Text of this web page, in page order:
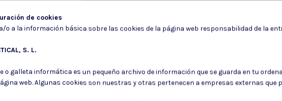
boletín
Puede darse de baja en cualquier momento. Para ello, consulte
de cookies
o a la información básica sobre las cookies de la página web responsabilidad de la
S. L.
o galleta informática es un pequeño archivo de información que se guarda en tu
web. Algunas cookies son nuestras y otras pertenecen a empresas externas